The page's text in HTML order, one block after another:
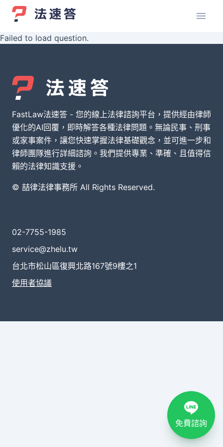
Failed to load question.
FastLaw法速答 - 您的線上法律諮詢平台，提供經由律師
優化的AI回覆，即時解答各種法律問題。無論民事、刑事
或家事案件，讓您快速掌握法律基礎觀念，並可進一步和
律師團隊進行詳細諮詢。我們提供專業、準確、且值得信
賴的法律知識支援。
© 喆律法律事務所 All Rights Reserved.
02-7755-1985
service@zhelu.tw
台北市松山區復興北路167號9樓之1
使用者協議
免費諮詢